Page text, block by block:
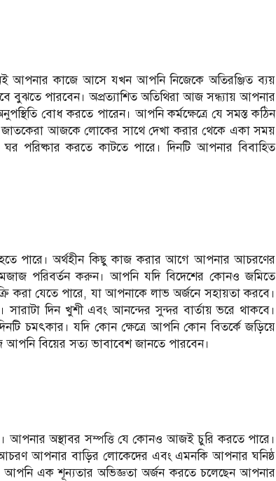
আপনার কাজে আসে যখন আপনি নিজেকে অতিরঞ্জিত ব্যয়
বুঝতে পারবেন। অপ্রত্যাশিত অতিথিরা আজ সন্ধ্যায় আপনার
বোধ করতে পারেন। আপনি কর্মক্ষেত্রে যে সমস্ত কঠিন
আজকে লোকের সাথে দেখা করার থেকে একা সময়
পরিষ্কার করতে কাটতে পারে। দিনটি আপনার বিবাহিত
হতে পারে। অর্থহীন কিছু কাজ করার আগে আপনার আচরণের
পরিবর্তন করুন। আপনি যদি বিদেশের কোনও জমিতে
করা যেতে পারে, যা আপনাকে লাভ অর্জনে সহায়তা করবে।
দিন খুশী এবং আনন্দের সুন্দর বার্তায় ভরে থাকবে।
চমৎকার। যদি কোন ক্ষেত্রে আপনি কোন বিতর্কে জড়িয়ে
বিয়ের সত্য ভাবাবেশ জানতে পারবেন।
অস্থাবর সম্পত্তি যে কোনও আজই চুরি করতে পারে।
​​আপনার বাড়ির লোকেদের এবং এমনকি আপনার ঘনিষ্ঠ
আপনি এক শূন্যতার অভিজ্ঞতা অর্জন করতে চলেছেন আপনার